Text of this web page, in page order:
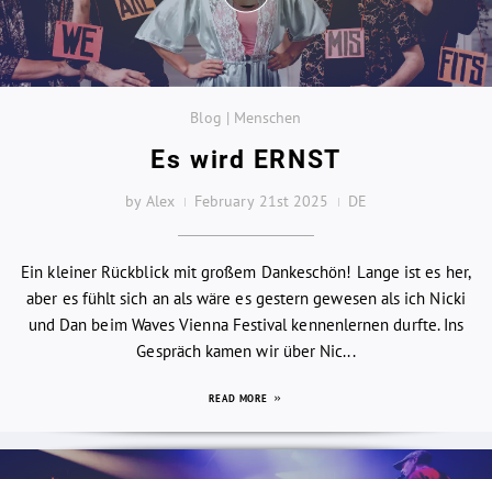
Blog | Menschen
Es wird ERNST
by Alex February 21st 2025 DE
Ein kleiner Rückblick mit großem Dankeschön! Lange ist es her,
aber es fühlt sich an als wäre es gestern gewesen als ich Nicki
und Dan beim Waves Vienna Festival kennenlernen durfte. Ins
Gespräch kamen wir über Nic...
READ MORE